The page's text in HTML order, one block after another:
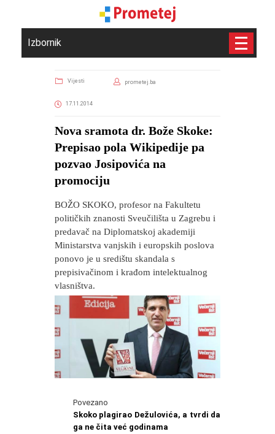
Izbornik
Vijesti prometej.ba
17.11.2014
Nova sramota dr. Bože Skoke:
Prepisao pola Wikipedije pa
pozvao Josipovića na
promociju
BOŽO SKOKO, profesor na Fakultetu
političkih znanosti Sveučilišta u Zagrebu i
predavač na Diplomatskoj akademiji
Ministarstva vanjskih i europskih poslova
ponovo je u središtu skandala s
prepisivačinom i krađom intelektualnog
vlasništva.
Povezano
Skoko plagirao Dežulovića, a tvrdi da
ga ne čita već godinama